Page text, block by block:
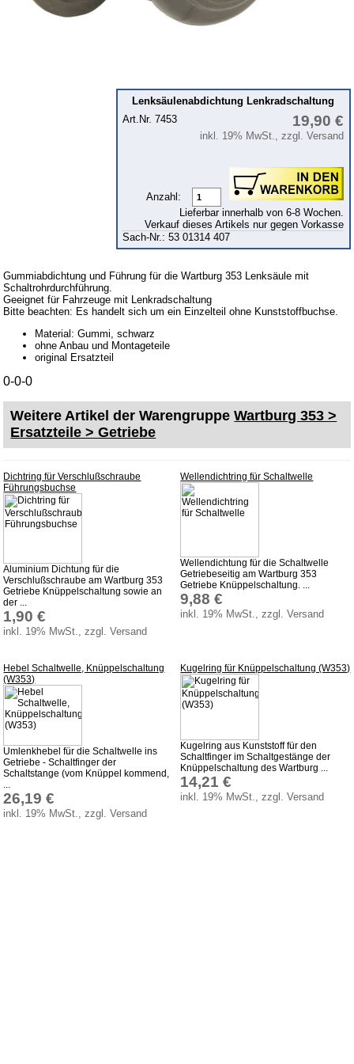
Kolben
Zylinderkopf
Glasscheiben & Gummiprofile
Fußmatten
Tuningteile
Wartburg 1.3
Skoda
Anhänger
Glühlampen
KFZ-Leitungen & Zubehör
Pflegeprodukte
Öle
Service
AGB
Batterierücknahme
Versandkosten
Lenksäulenabdichtung Lenkradschaltung
Art.Nr. 7453
19,90 €
inkl. 19% MwSt., zzgl. Versand
Anzahl:
Lieferbar innerhalb von 6-8 Wochen.
Verkauf dieses Artikels nur gegen Vorkasse
Sach-Nr.: 53 01314 407
Gummiabdichtung und Führung für die Wartburg 353 Lenksäule mit
Schaltrohrdurchführung.
Geeignet für Fahrzeuge mit Lenkradschaltung
Bitte beachten: Es handelt sich um ein Einzelteil ohne Kunststoffbuchse.
Material: Gummi, schwarz
ohne Anbau und Montageteile
original Ersatzteil
0-0-0
Weitere Artikel der WarengruppeWartburg 353 >
Ersatzteile > Getriebe
Dichtring für Verschlußschraube
Führungsbuchse
Aluminium Dichtung für die
Verschlußschraube am Wartburg 353
Getriebe Knüppelschaltung sowie an
der ...
1,90 €
inkl. 19% MwSt., zzgl. Versand
Wellendichtring für Schaltwelle
Wellendichtung für die Schaltwelle
Getriebeseitig am Wartburg 353
Getriebe Knüppelschaltung. ...
9,88 €
inkl. 19% MwSt., zzgl. Versand
Hebel Schaltwelle, Knüppelschaltung
(W353)
Umlenkhebel für die Schaltwelle ins
Getriebe - Schaltfinger der
Schaltstange (vom Knüppel kommend,
...
26,19 €
inkl. 19% MwSt., zzgl. Versand
Kugelring für Knüppelschaltung (W353)
Kugelring aus Kunststoff für den
Schaltfinger im Schaltgestänge der
Knüppelschaltung des Wartburg ...
14,21 €
inkl. 19% MwSt., zzgl. Versand